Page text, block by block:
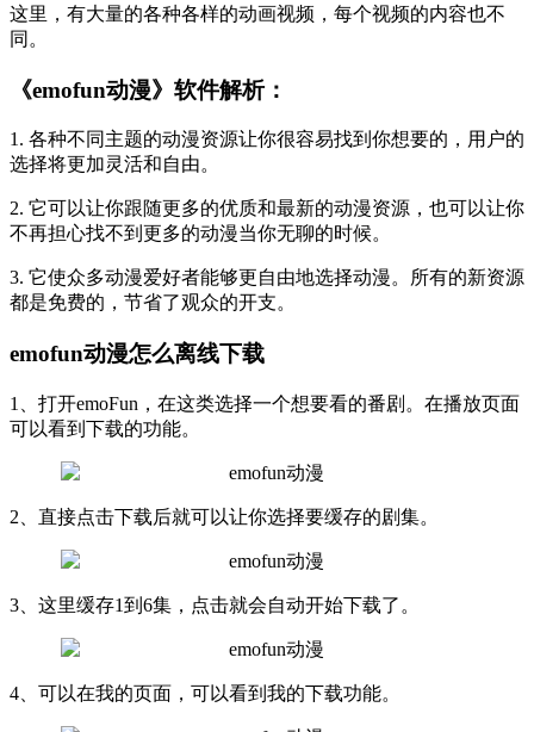
这里，有大量的各种各样的动画视频，每个视频的内容也不
同。
《emofun动漫》软件解析：
1. 各种不同主题的动漫资源让你很容易找到你想要的，用户的
选择将更加灵活和自由。
2. 它可以让你跟随更多的优质和最新的动漫资源，也可以让你
不再担心找不到更多的动漫当你无聊的时候。
3. 它使众多动漫爱好者能够更自由地选择动漫。所有的新资源
都是免费的，节省了观众的开支。
emofun动漫怎么离线下载
1、打开emoFun，在这类选择一个想要看的番剧。在播放页面
可以看到下载的功能。
2、直接点击下载后就可以让你选择要缓存的剧集。
3、这里缓存1到6集，点击就会自动开始下载了。
4、可以在我的页面，可以看到我的下载功能。